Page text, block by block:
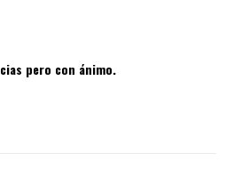
pero con ánimo.